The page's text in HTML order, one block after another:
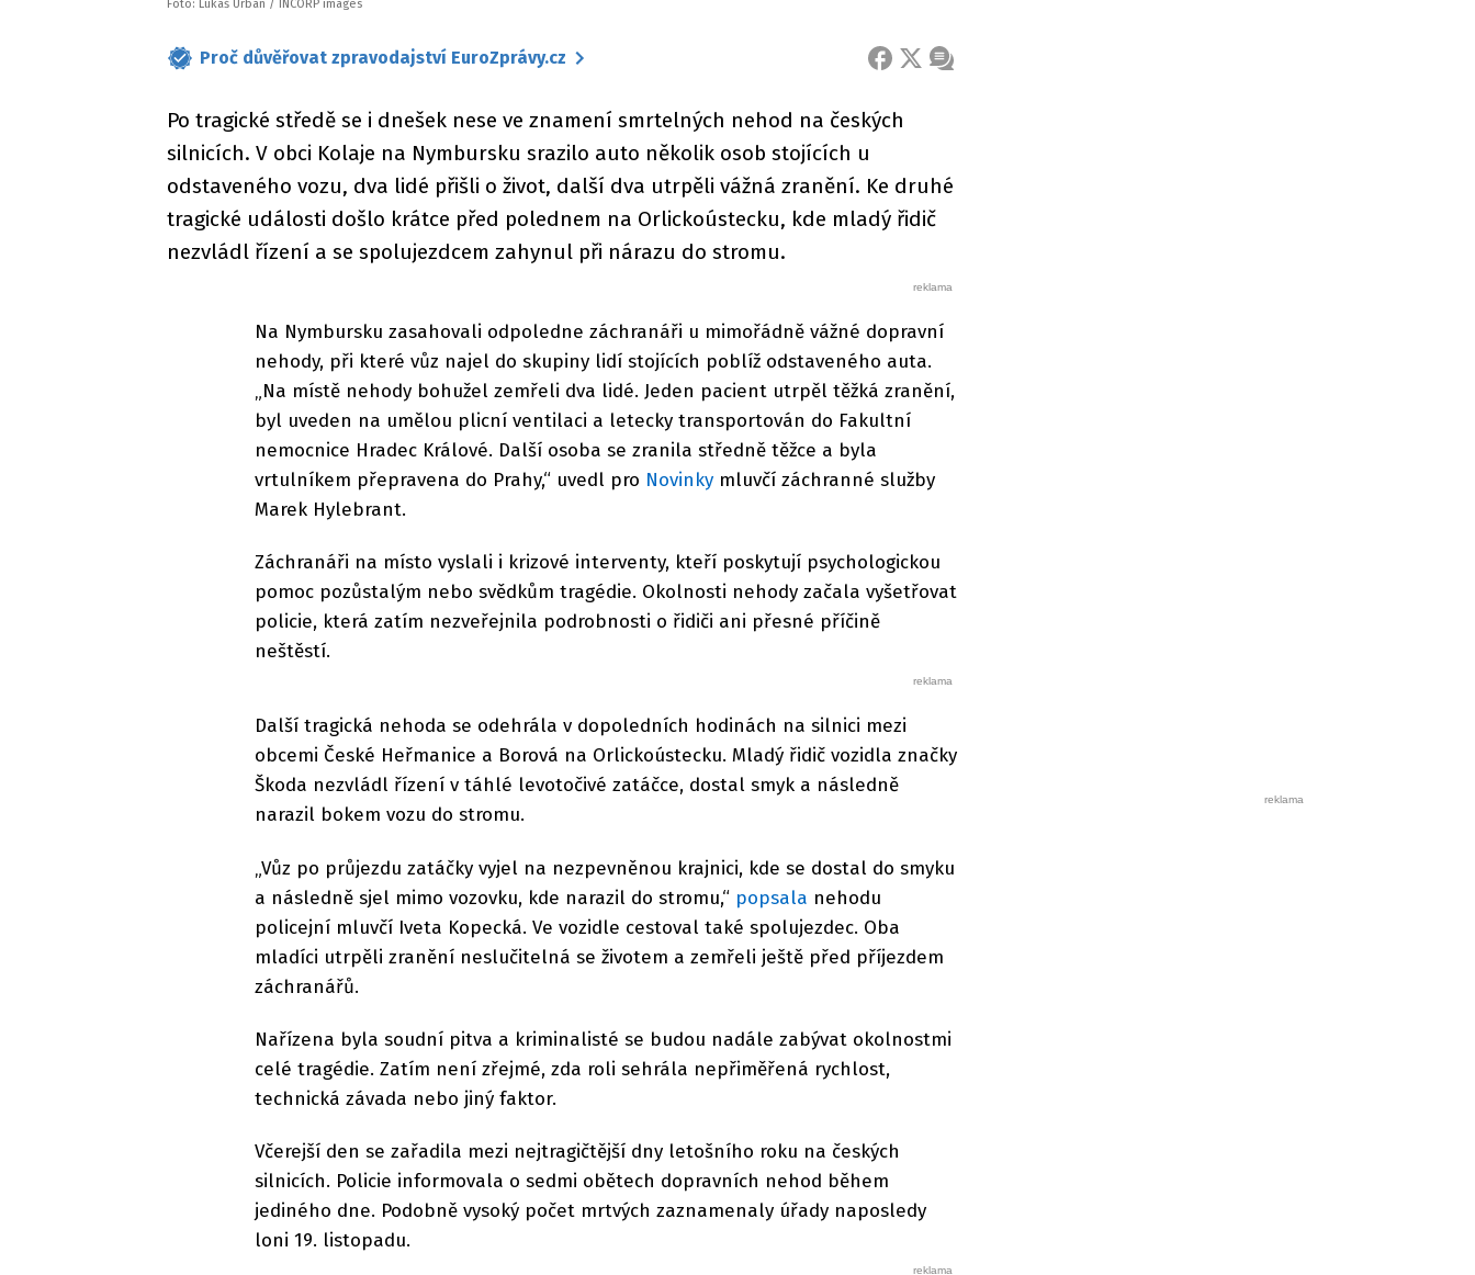
Foto: Lukáš Urban / INCORP images
Proč důvěřovat zpravodajství EuroZprávy.cz FACEBOOK
X ZPRÁVA
Po tragické středě se i dnešek nese ve znamení smrtelných nehod na českých
silnicích. V obci Kolaje na Nymbursku srazilo auto několik osob stojících u
odstaveného vozu, dva lidé přišli o život, další dva utrpěli vážná zranění. Ke druhé
tragické události došlo krátce před polednem na Orlickoústecku, kde mladý řidič
nezvládl řízení a se spolujezdcem zahynul při nárazu do stromu.
Na Nymbursku zasahovali odpoledne záchranáři u mimořádně vážné dopravní
nehody, při které vůz najel do skupiny lidí stojících poblíž odstaveného auta.
„Na místě nehody bohužel zemřeli dva lidé. Jeden pacient utrpěl těžká zranění,
byl uveden na umělou plicní ventilaci a letecky transportován do Fakultní
nemocnice Hradec Králové. Další osoba se zranila středně těžce a byla
vrtulníkem přepravena do Prahy,“ uvedl pro Novinky mluvčí záchranné služby
Marek Hylebrant.
Záchranáři na místo vyslali i krizové interventy, kteří poskytují psychologickou
pomoc pozůstalým nebo svědkům tragédie. Okolnosti nehody začala vyšetřovat
policie, která zatím nezveřejnila podrobnosti o řidiči ani přesné příčině
neštěstí.
Další tragická nehoda se odehrála v dopoledních hodinách na silnici mezi
obcemi České Heřmanice a Borová na Orlickoústecku. Mladý řidič vozidla značky
Škoda nezvládl řízení v táhlé levotočivé zatáčce, dostal smyk a následně
narazil bokem vozu do stromu.
„Vůz po průjezdu zatáčky vyjel na nezpevněnou krajnici, kde se dostal do smyku
a následně sjel mimo vozovku, kde narazil do stromu,“ popsala nehodu
policejní mluvčí Iveta Kopecká. Ve vozidle cestoval také spolujezdec. Oba
mladíci utrpěli zranění neslučitelná se životem a zemřeli ještě před příjezdem
záchranářů.
Nařízena byla soudní pitva a kriminalisté se budou nadále zabývat okolnostmi
celé tragédie. Zatím není zřejmé, zda roli sehrála nepřiměřená rychlost,
technická závada nebo jiný faktor.
Včerejší den se zařadila mezi nejtragičtější dny letošního roku na českých
silnicích. Policie informovala o sedmi obětech dopravních nehod během
jediného dne. Podobně vysoký počet mrtvých zaznamenaly úřady naposledy
loni 19. listopadu.